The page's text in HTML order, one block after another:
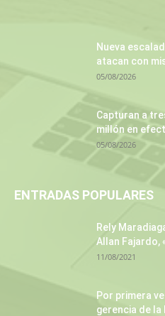
Nueva
atacan con
05/08/2026
Capturan a
millón en
05/08/2026
ENTRADAS POPULARES
Rely
Allan Fajardo,
11/08/2021
Por primera
gerencia de la